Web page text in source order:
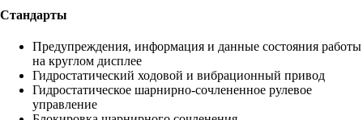
Стандарты
Предупреждения, информация и данные состояния работы
на круглом дисплее
Гидростатический ходовой и вибрационный привод
Гидростатическое шарнирно-сочлененное рулевое
управление